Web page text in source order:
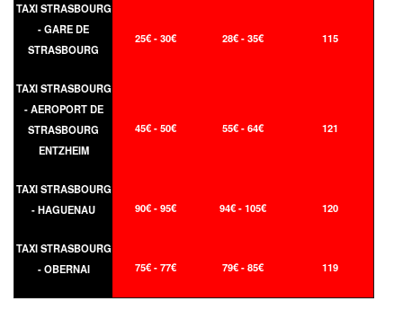
TAXI STRASBOURG
- GARE DE
STRASBOURG
25€ - 30€ 28€ - 35€ 115
TAXI STRASBOURG
- AEROPORT DE
STRASBOURG
ENTZHEIM
45€ - 50€ 55€ - 64€ 121
TAXI STRASBOURG
- HAGUENAU
90€ - 95€ 94€ - 105€ 120
TAXI STRASBOURG
- OBERNAI
75€ - 77€ 79€ - 85€ 119